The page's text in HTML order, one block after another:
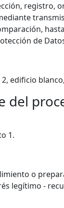
registro,
de
edificio
del
1.
o
legítimo -